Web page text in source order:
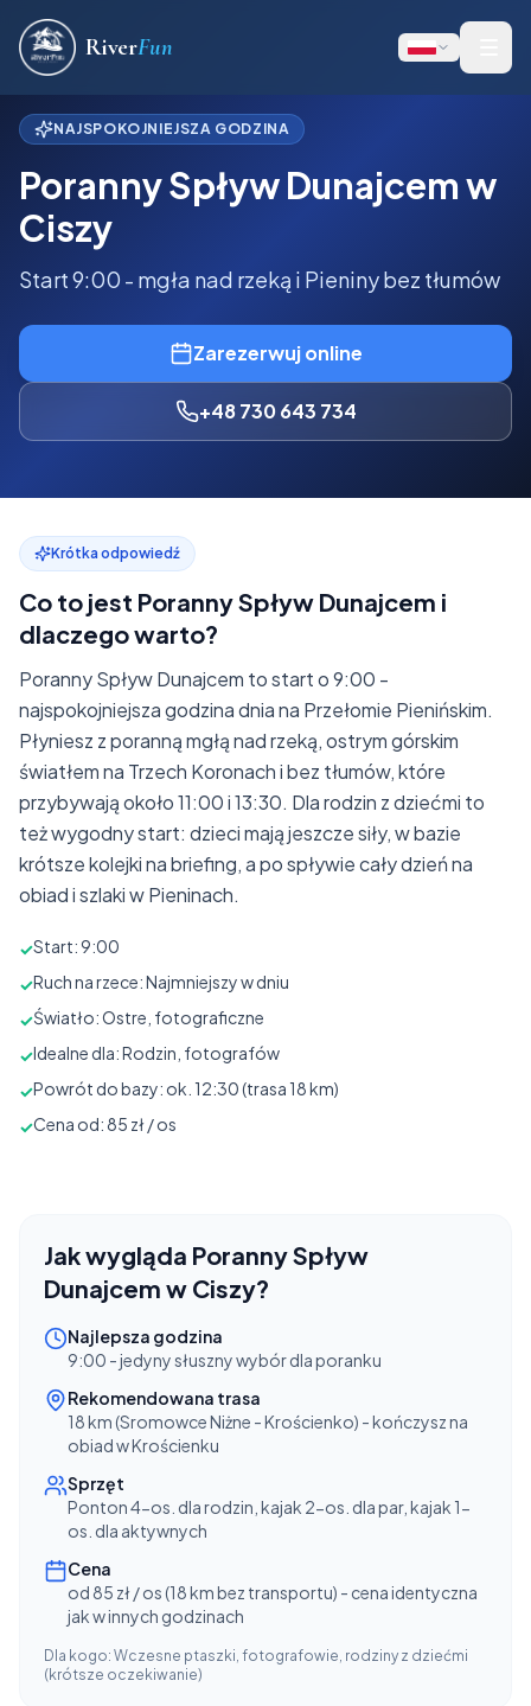
RiverFun
NAJSPOKOJNIEJSZA GODZINA
Poranny Spływ Dunajcem w
Ciszy
Start 9:00 - mgła nad rzeką i Pieniny bez tłumów
Zarezerwuj online
+48 730 643 734
Krótka odpowiedź
Co to jest Poranny Spływ Dunajcem i
dlaczego warto?
Poranny Spływ Dunajcem to start o 9:00 -
najspokojniejsza godzina dnia na Przełomie Pienińskim.
Płyniesz z poranną mgłą nad rzeką, ostrym górskim
światłem na Trzech Koronach i bez tłumów, które
przybywają około 11:00 i 13:30. Dla rodzin z dziećmi to
też wygodny start: dzieci mają jeszcze siły, w bazie
krótsze kolejki na briefing, a po spływie cały dzień na
obiad i szlaki w Pieninach.
✓Start: 9:00
✓Ruch na rzece: Najmniejszy w dniu
✓Światło: Ostre, fotograficzne
✓Idealne dla: Rodzin, fotografów
✓Powrót do bazy: ok. 12:30 (trasa 18 km)
✓Cena od: 85 zł / os
Jak wygląda Poranny Spływ
Dunajcem w Ciszy?
Najlepsza godzina
9:00 - jedyny słuszny wybór dla poranku
Rekomendowana trasa
18 km (Sromowce Niżne - Krościenko) - kończysz na
obiad w Krościenku
Sprzęt
Ponton 4-os. dla rodzin, kajak 2-os. dla par, kajak 1-
os. dla aktywnych
Cena
od 85 zł / os (18 km bez transportu) - cena identyczna
jak w innych godzinach
Dla kogo: Wczesne ptaszki, fotografowie, rodziny z dziećmi
(krótsze oczekiwanie)